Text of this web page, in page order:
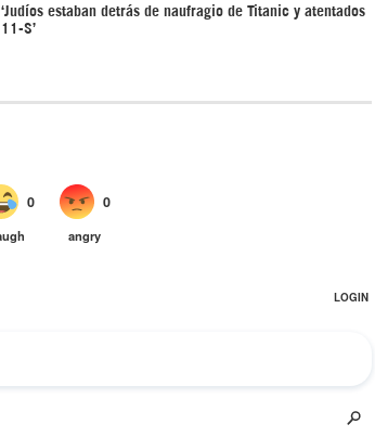
‘Judíos estaban detrás de naufragio de Titanic y atentados
11-S’